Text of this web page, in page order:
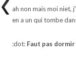
ah non mais moi niet,
en a un qui tombe
:dot: Faut pas